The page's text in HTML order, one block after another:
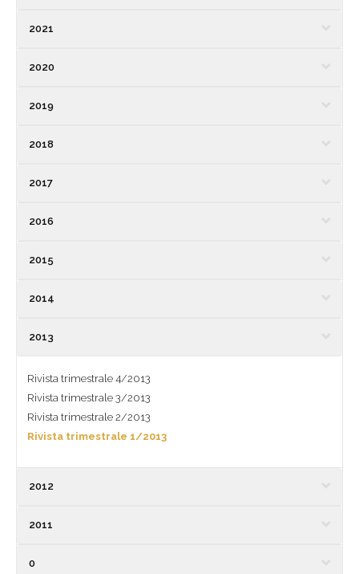
2021
2020
2019
2018
2017
2016
2015
2014
2013
Rivista trimestrale 4/2013
Rivista trimestrale 3/2013
Rivista trimestrale 2/2013
Rivista trimestrale 1/2013
2012
2011
0